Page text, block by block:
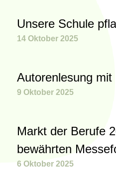
Unsere Schule
14 Oktober 2025
Autorenlesung
9 Oktober 2025
Markt der Berufe
bewährten
6 Oktober 2025